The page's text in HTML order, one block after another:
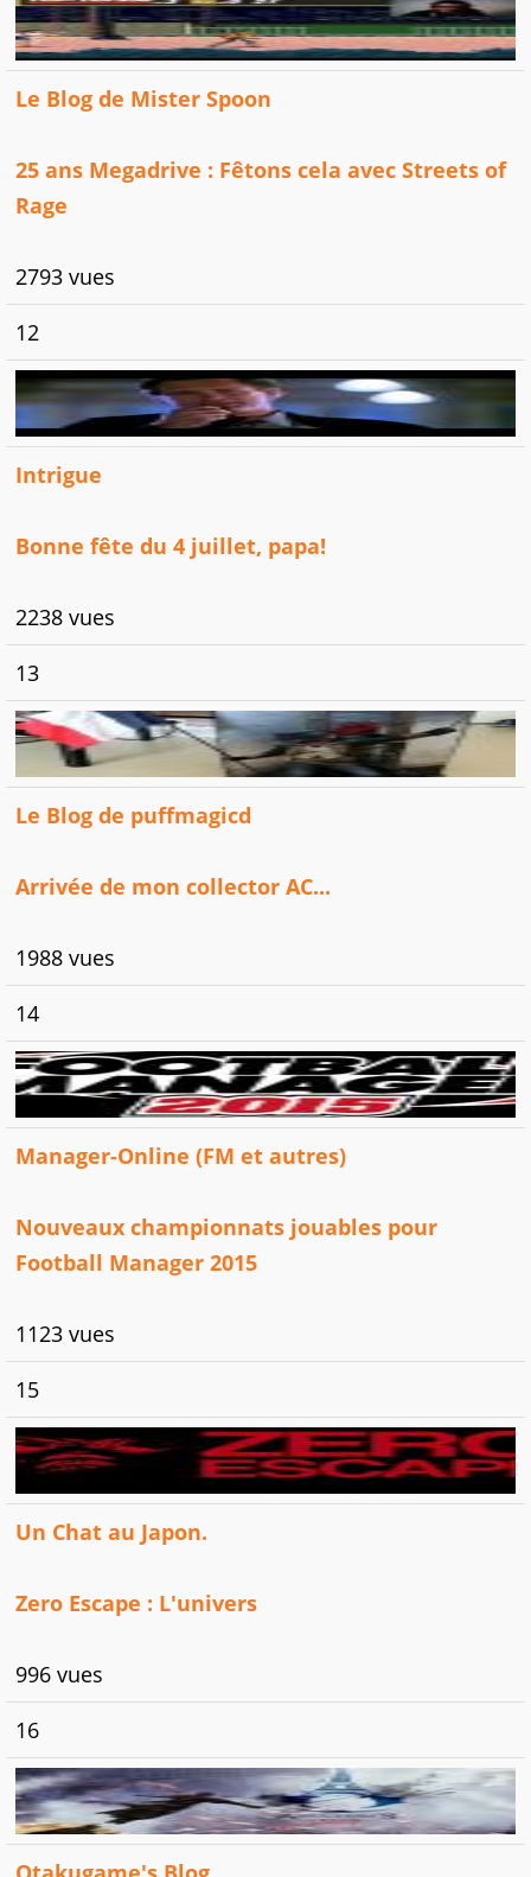
Le Blog de Mister Spoon
25 ans Megadrive : Fêtons cela avec Streets of
Rage
2793 vues
12
Intrigue
Bonne fête du 4 juillet, papa!
2238 vues
13
Le Blog de puffmagicd
Arrivée de mon collector AC...
1988 vues
14
Manager-Online (FM et autres)
Nouveaux championnats jouables pour
Football Manager 2015
1123 vues
15
Un Chat au Japon.
Zero Escape : L'univers
996 vues
16